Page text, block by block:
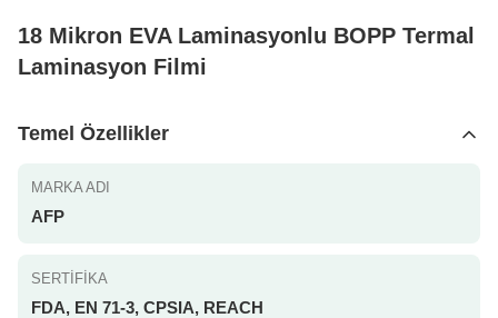
18 Mikron EVA Laminasyonlu BOPP Termal
Laminasyon Filmi
Temel Özellikler
MARKA ADI
AFP
SERTIFIKA
FDA, EN 71-3, CPSIA, REACH